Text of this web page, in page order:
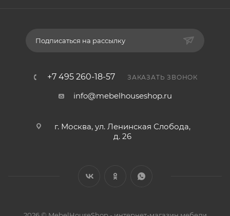
Подписаться на рассылку
+7 495 260-18-57 ЗАКАЗАТЬ ЗВОНОК
info@mebelhouseshop.ru
г. Москва, ул. Ленинская Слобода,
д. 26